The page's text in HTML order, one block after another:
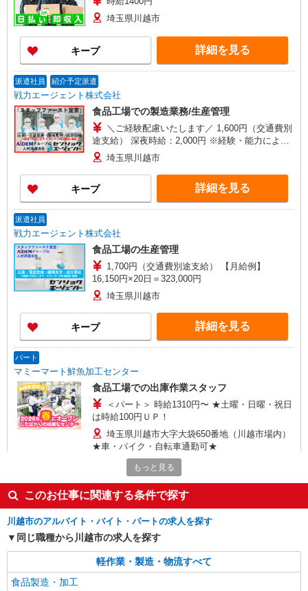
埼玉県川越市
キープ 詳細を見る
派遣社員 紹介予定派遣
戦力エージェント株式会社
食品工場での製造業務/生産管理
＼ご経験配慮いたします／ 1,600円（交通費別
途支給） 深夜時給：2,000円 ※経験・能力により
異なる埼玉県川越市
キープ 詳細を見る
派遣社員
戦力エージェント株式会社
食品工場の生産管理
1,700円（交通費別途支給） 【月給例】
16,150円×20日＝323,000円
埼玉県川越市
キープ 詳細を見る
パート
マミーマート鮮魚加工センター
食品工場での出庫作業スタッフ
＜パート＞ 時給1310円〜 ★土曜・日曜・祝日
は時給100円ＵＰ！
埼玉県川越市大字大袋650番地（川越市場内）
★車・バイク・自転車通勤可★
アルバイト
マミーマート鮮魚加工センター
食品工場での鮮魚パック詰め・加工スタッフ
＜アルバイト＞ 時給1180円〜※大学生OK、高
卒以上 ★週4日以上の勤務契約の方は、日・祝日
もっと見る
このお仕事に関連する条件で探す
川越市のアルバイト・バイト・パートの求人を探す
同じ職種から川越市の求人を探す
軽作業・製造・物流すべて
食品製造・加工